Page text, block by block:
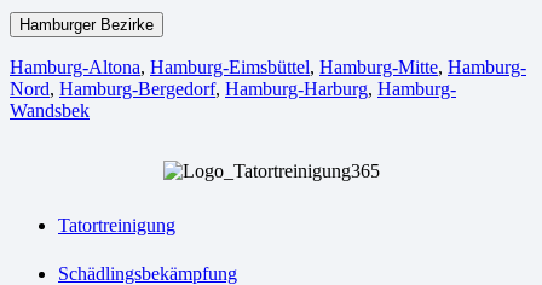
Hamburger Bezirke
Hamburg-Altona, Hamburg-Eimsbüttel, Hamburg-Mitte, Hamburg-
Nord, Hamburg-Bergedorf, Hamburg-Harburg, Hamburg-
Wandsbek
Tatortreinigung
Schädlingsbekämpfung